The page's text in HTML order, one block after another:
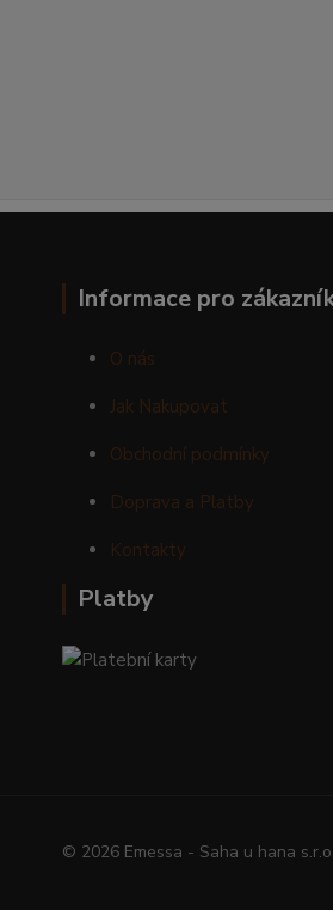
Informace pro
O nás
Jak Nakupovat
Obchodní podmínky
Doprava a Platby
Kontakty
Platby
© 2026 Emessa - Saha u hana